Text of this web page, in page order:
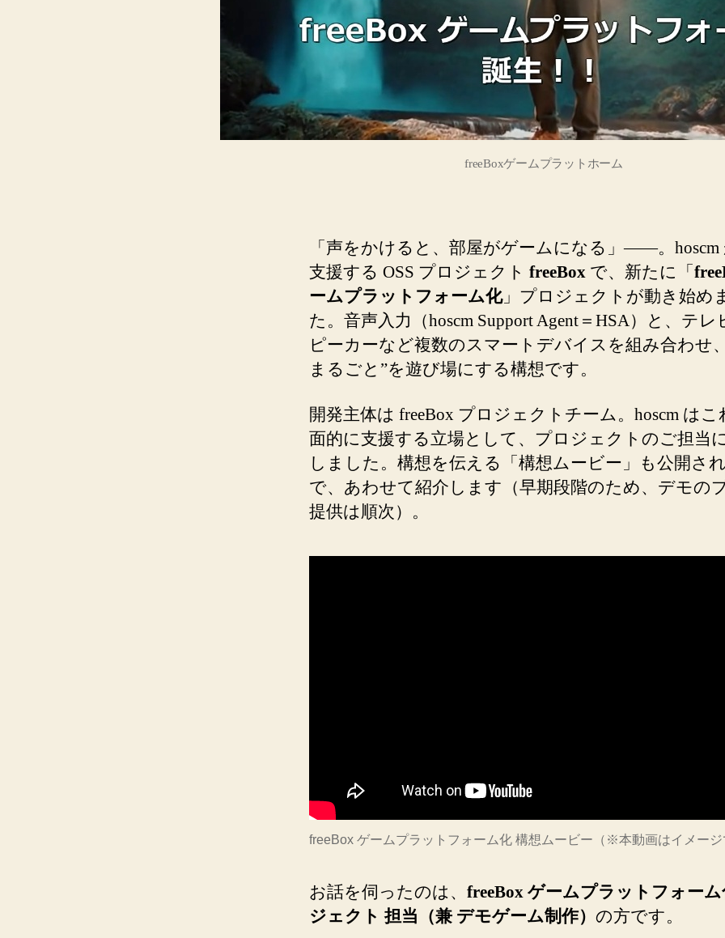
音
声
ー
デ
で“部
屋
が
ゲ
ー
ム”に
の
freeBoxゲームプラットホーム
「声をかけると、部屋がゲームになる」——。hoscm
支援する OSS プロジェクト freeBox で、新たに「
ームプラットフォーム化」プロジェクトが動き始め
た。音声入力（hoscm Support Agent＝HSA）と、テレ
ピーカーなど複数のスマートデバイスを組み合わせ
まるごと”を遊び場にする構想です。
開発主体は freeBox プロジェクトチーム。hoscm はこ
面的に支援する立場として、プロジェクトのご担当
しました。構想を伝える「構想ムービー」も公開さ
で、あわせて紹介します（早期段階のため、デモの
提供は順次）。
freeBox ゲームプラットフォーム化 構想ムービー（※本動画はイメージ
お話を伺ったのは、 freeBox ゲームプラットフォーム
ジェクト 担当（兼 デモゲーム制作） の方です。